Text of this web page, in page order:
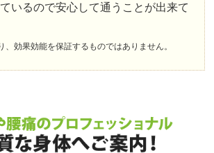
いるので安心して通うことが出来て
効果効能を保証するものではありません。